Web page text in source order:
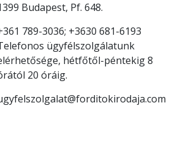
Budapest, Pf. 648.
789-3036; +3630 681-6193
ügyfélszolgálatunk
hétfőtől-péntekig 8
20 óráig.